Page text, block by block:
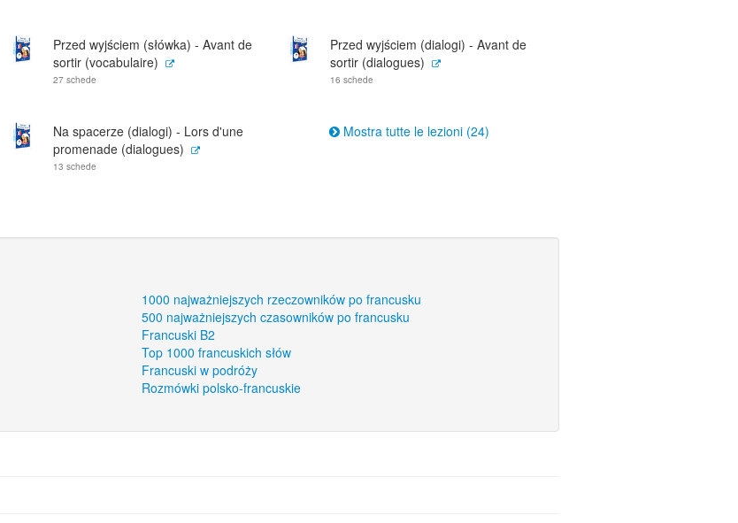
Przed wyjściem (słówka) - Avant de
sortir (vocabulaire)
27 schede
Przed wyjściem (dialogi) - Avant de
sortir (dialogues)
16 schede
Na spacerze (dialogi) - Lors d'une
promenade (dialogues)
13 schede
Mostra tutte le lezioni (24)
1000 najważniejszych rzeczowników po francusku
500 najważniejszych czasowników po francusku
Francuski B2
Top 1000 francuskich słów
Francuski w podróży
Rozmówki polsko-francuskie